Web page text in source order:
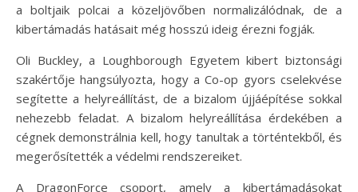
a boltjaik polcai a közeljövőben normalizálódnak, de a
kibertámadás hatásait még hosszú ideig érezni fogják.
Oli Buckley, a Loughborough Egyetem kibert biztonsági
szakértője hangsúlyozta, hogy a Co-op gyors cselekvése
segítette a helyreállítást, de a bizalom újjáépítése sokkal
nehezebb feladat. A bizalom helyreállítása érdekében a
cégnek demonstrálnia kell, hogy tanultak a történtekből, és
megerősítették a védelmi rendszereiket.
A DragonForce csoport, amely a kibertámadásokat